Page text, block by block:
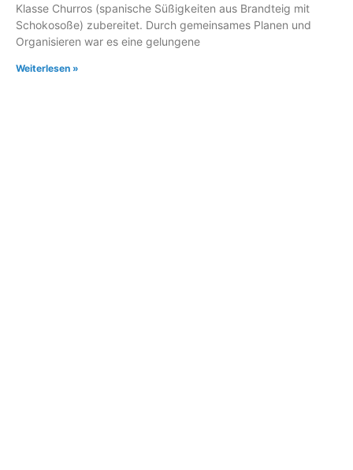
Klasse Churros (spanische Süßigkeiten aus Brandteig mit
Schokosoße) zubereitet. Durch gemeinsames Planen und
Organisieren war es eine gelungene
Weiterlesen »